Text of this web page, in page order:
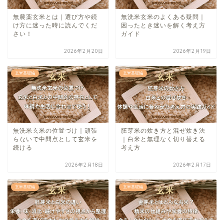
無農薬玄米とは｜選び方や続
け方に迷った時に読んでくだ
さい！
2026年2月20日
無洗米玄米のよくある疑問｜
困ったとき迷いを解く考え方
ガイド
2026年2月19日
玄米基礎編
無洗米玄米の位置づけ｜頑張
らないで中間点として玄米を
続ける
2026年2月18日
玄米基礎編
胚芽米の炊き方と混ぜ炊き法
｜白米と無理なく切り替える
考え方
2026年2月17日
玄米基礎編 玄米基礎編